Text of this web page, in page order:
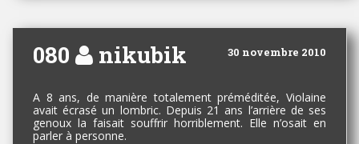
080 30 novembre 2010
nikubik
A 8 ans, de manière totalement préméditée, Violaine
avait écrasé un lombric. Depuis 21 ans l’arrière de ses
genoux la faisait souffrir horriblement. Elle n’osait en
parler à personne.